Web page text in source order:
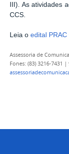
III). As atividades
CCS.
Leia o edital PRAC
Assessoria de
Fones: (83) 3216-7431 |